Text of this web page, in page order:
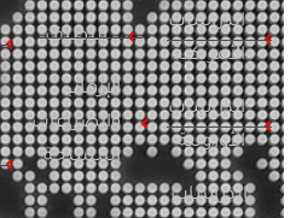
الدراسات
الأمريكية
الدراسات
الأوروبية
الدراسات
التطرف
الإرهاب
والصراعات
المسلحة